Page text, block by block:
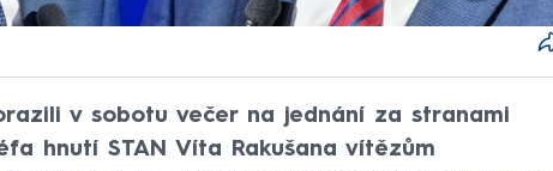
v sobotu večer na jednání za stranami
hnutí STAN Víta Rakušana vítězům